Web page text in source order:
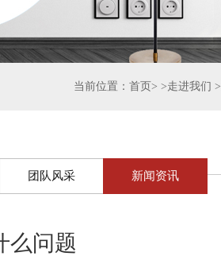
当前位置： 首页 > >走进我们 >
团队风采 新闻资讯
么问题